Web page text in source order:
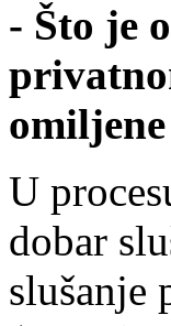
- Što je
U
dobar
slušanje